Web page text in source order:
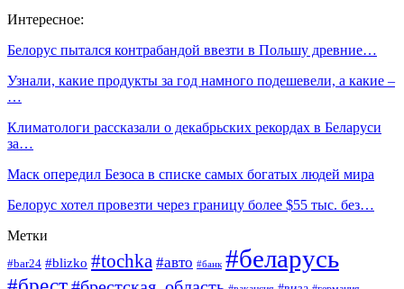
Интересное:
Белорус пытался контрабандой ввезти в Польшу древние…
Узнали, какие продукты за год намного подешевели, а какие –
…
Климатологи рассказали о декабрьских рекордах в Беларуси
за…
Маск опередил Безоса в списке самых богатых людей мира
Белорус хотел провезти через границу более $55 тыс. без…
Метки
#bar24 #blizko #tochka #авто #банк #беларусь